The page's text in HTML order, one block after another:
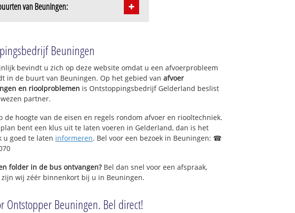
van Beuningen:
Beuningen
bevindt u zich op deze website omdat u een afvoerprobleem
in de buurt van Beuningen. Op het gebied van afvoer
en rioolproblemen is Ontstoppingsbedrijf Gelderland beslist
partner.
de hoogte van de eisen en regels rondom afvoer en riooltechniek.
bent een klus uit te laten voeren in Gelderland, dan is het
u goed te laten informeren. Bel voor een bezoek in Beuningen: ☎
folder in de bus ontvangen?Bel dan snel voor een afspraak,
wij zéér binnenkort bij u in Beuningen.
Ontstopper Beuningen. Bel direct!